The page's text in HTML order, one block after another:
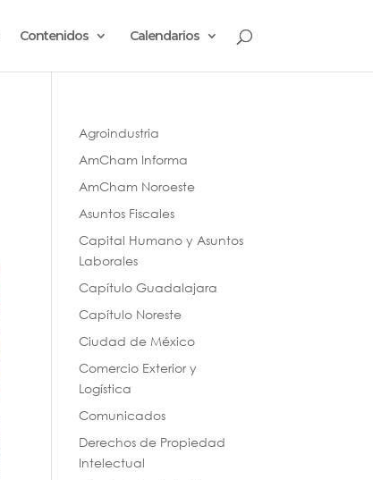
Contenidos Calendarios
Agroindustria
AmCham Informa
AmCham Noroeste
Asuntos Fiscales
Capital Humano y Asuntos
Laborales
Capítulo Guadalajara
Capítulo Noreste
Ciudad de México
Comercio Exterior y
Logística
Comunicados
Derechos de Propiedad
Intelectual